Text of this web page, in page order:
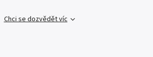
Chci se dozvědět víc